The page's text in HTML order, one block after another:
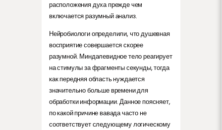
расположения духа прежде чем
включается разумный анализ.
Нейробиологи определили, что душевная
восприятие совершается скорее
разумной. Миндалевидное тело реагирует
на стимулы за фрагменты секунды, тогда
как передняя область нуждается
значительно больше времени для
обработки информации. Данное поясняет,
по какой причине вавада часто не
соответствует следующему логическому